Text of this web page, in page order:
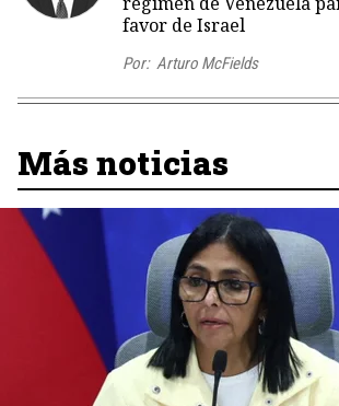
favor de Israel
Por: Arturo McFields
Más noticias